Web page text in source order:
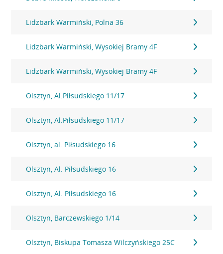
Lidzbark Warmiński, Polna 36
Lidzbark Warmiński, Wysokiej Bramy 4F
Lidzbark Warmiński, Wysokiej Bramy 4F
Olsztyn, Al.Piłsudskiego 11/17
Olsztyn, Al.Piłsudskiego 11/17
Olsztyn, al. Piłsudskiego 16
Olsztyn, Al. Piłsudskiego 16
Olsztyn, Al. Piłsudskiego 16
Olsztyn, Barczewskiego 1/14
Olsztyn, Biskupa Tomasza Wilczyńskiego 25C